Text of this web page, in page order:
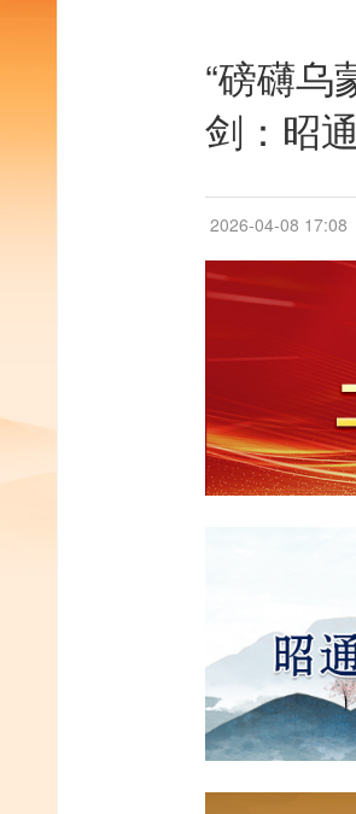
“磅礴乌
剑：昭
2026-04-08 17:08